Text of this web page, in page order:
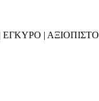
| ΑΞΙΟΠΙΣΤΟ